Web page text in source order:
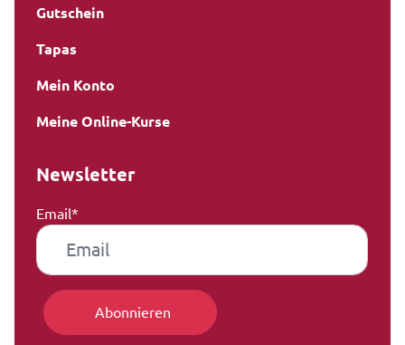
Gutschein
Tapas
Mein Konto
Meine Online-Kurse
Newsletter
Email*